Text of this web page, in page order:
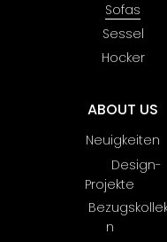
Sofas
Sessel
Hocker
ABOUT US
Neuigkeiten
Design-
Projekte
n